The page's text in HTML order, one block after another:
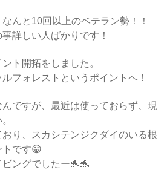
んと10回以上のベテラン勢！！
詳しい人ばかりです！
ト開拓をしました。
フォレストというポイントへ！
ですが、最近は使っておらず、現
り、スカシテンジクダイのいる根
トです😀
ングでしたー🐬🐬